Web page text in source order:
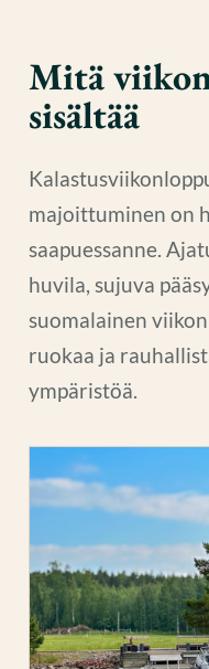
Mitä
sisältää
majoittuminen on
saapuessanne.
huvila, sujuva
suomalainen
ruokaa ja
ympäristöä.